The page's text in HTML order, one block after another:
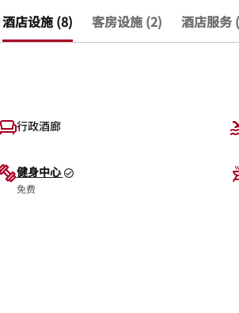
酒店设施 (8) 客房设施 (2) 酒店服务
行政酒廊
健身中心
免费